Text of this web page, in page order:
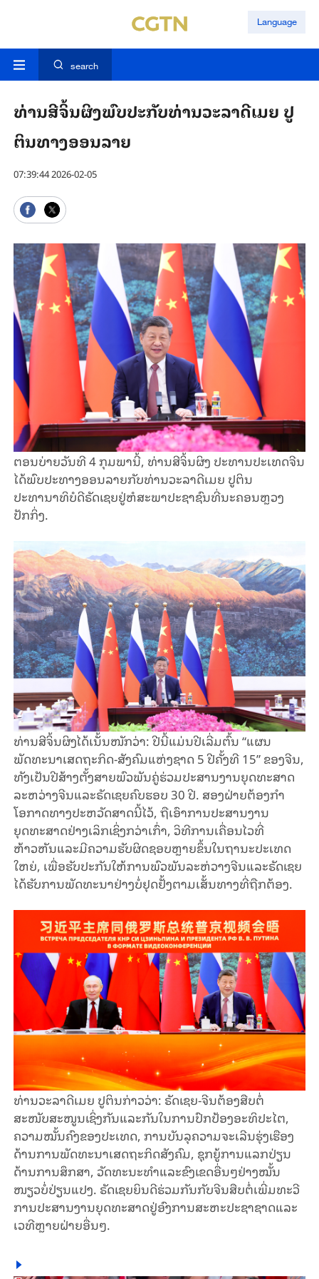
Language
search
ທ່ານສີຈິ້ນຜິງພົບປະກັບທ່ານວະລາດີເມຍ ປູ
ຕິນທາງອອນລາຍ
07:39:44 2026-02-05
ຕອນບ່າຍວັນທີ 4 ກຸມພານີ້, ທ່ານສີຈິ້ນຜິງ ປະທານປະເທດຈີນ
ໄດ້ພົບປະທາງອອນລາຍກັບທ່ານວະລາດີເມຍ ປູຕິນ
ປະທານາທິບໍດີຣັດເຊຍຢູ່ຫໍສະພາປະຊາຊົນທີ່ນະຄອນຫຼວງ
ປັກກິ່ງ.
ທ່ານສີຈິ້ນຜິງໄດ້ເນັ້ນໜັກວ່າ: ປີນີ້ແມ່ນປີເລີ່ມຕົ້ນ “ແຜນ
ພັດທະນາເສດຖະກິດ-ສັງຄົມແຫ່ງຊາດ 5 ປີຄັ້ງທີ 15” ຂອງຈີນ,
ທັງເປັນປີສ້າງຕັ້ງສາຍພົວພັນຄູ່ຮ່ວມປະສານງານຍຸດທະສາດ
ລະຫວ່າງຈີນແລະຣັດເຊຍຄົບຮອບ 30 ປີ. ສອງຝ່າຍຕ້ອງກຳ
ໂອກາດທາງປະຫວັດສາດນີ້ໄວ້, ຖືເອົາການປະສານງານ
ຍຸດທະສາດຢ່າງເລິກເຊິ່ງກວ່າເກົ່າ, ວິທີການເຄື່ອນໄວທີ່
ຫ້າວຫັນແລະມີຄວາມຮັບຜິດຊອບຫຼາຍຂຶ້ນໃນຖານະປະເທດ
ໃຫຍ່, ເພື່ອຮັບປະກັນໃຫ້ການພົວພັນລະຫ່ວາງຈີນແລະຣັດເຊຍ
ໄດ້ຮັບການພັດທະນາຢ່າງບໍ່ຢຸດຢັ້ງຕາມເສັ້ນທາງທີ່ຖືກຕ້ອງ.
ທ່ານວະລາດີເມຍ ປູຕິນກ່າວວ່າ: ຣັດເຊຍ-ຈີນຕ້ອງສືບຕໍ່
ສະໜັບສະໜູນເຊິ່ງກັນແລະກັນໃນການປົກປ້ອງອະທິປະໄຕ,
ຄວາມໝັ້ນຄົງຂອງປະເທດ, ການບັນລຸຄວາມຈະເລີນຮຸ່ງເຮືອງ
ດ້ານການພັດທະນາເສດຖະກິດສັງຄົມ, ຊຸກຍູ້ການແລກປ່ຽນ
ດ້ານການສຶກສາ, ວັດທະນະທຳແລະຂົງເຂດອື່ນໆຢ່າງໝັ້ນ
ໜຽວບໍ່ປ່ຽນແປງ. ຣັດເຊຍຍິນດີຮ່ວມກັນກັບຈີນສືບຕໍ່ເພີ່ມທະວີ
ການປະສານງານຍຸດທະສາດຢູ່ອົງການສະຫະປະຊາຊາດແລະ
ເວທີຫຼາຍຝ່າຍອື່ນໆ.